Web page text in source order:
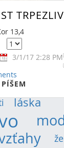
13,4
3/1/17 2:28 PM
Last
(12)
láska(14)
(30)
(22)